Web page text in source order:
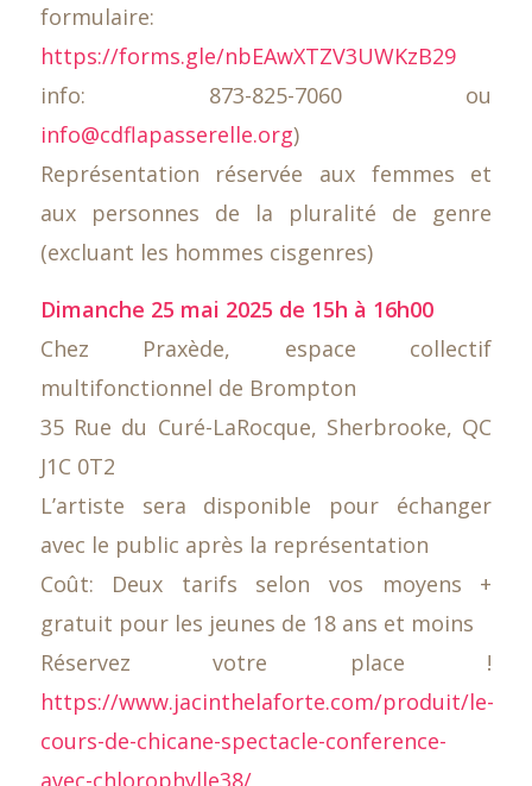
formulaire:
https://forms.gle/nbEAwXTZV3UWKzB29
info: 873-825-7060 ou
info@cdflapasserelle.org)
Représentation réservée aux femmes et
aux personnes de la pluralité de genre
(excluant les hommes cisgenres)
Dimanche 25 mai 2025 de 15h à 16h00
Chez Praxède, espace collectif
multifonctionnel de Brompton
35 Rue du Curé-LaRocque, Sherbrooke, QC
J1C 0T2
L’artiste sera disponible pour échanger
avec le public après la représentation
Coût: Deux tarifs selon vos moyens +
gratuit pour les jeunes de 18 ans et moins
Réservez votre place !
https://www.jacinthelaforte.com/produit/le-
cours-de-chicane-spectacle-conference-